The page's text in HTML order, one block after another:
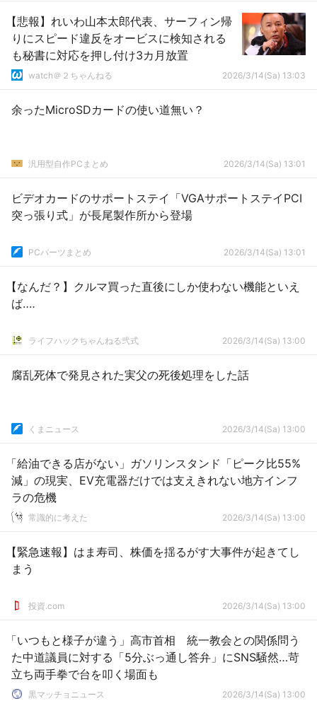
【悲報】れいわ山本太郎代表、サーフィン帰
りにスピード違反をオービスに検知される
も秘書に対応を押し付け3カ月放置
watch＠２ちゃんねる 2026/3/14(Sa) 13:03
余ったMicroSDカードの使い道無い？
汎用型自作PCまとめ 2026/3/14(Sa) 13:01
ビデオカードのサポートステイ「VGAサポートステイPCI
突っ張り式」が長尾製作所から登場
PCパーツまとめ 2026/3/14(Sa) 13:01
【なんだ？】クルマ買った直後にしか使わない機能といえ
ば‥‥
ライフハックちゃんねる弐式 2026/3/14(Sa) 13:00
腐乱死体で発見された実父の死後処理をした話
くまニュース 2026/3/14(Sa) 13:00
「給油できる店がない」ガソリンスタンド「ピーク比55%
減」の現実、EV充電器だけでは支えきれない地方インフ
ラの危機
常識的に考えた 2026/3/14(Sa) 13:00
【緊急速報】はま寿司、株価を揺るがす大事件が起きてし
まう
投資.com 2026/3/14(Sa) 13:00
「いつもと様子が違う」高市首相 統一教会との関係問う
た中道議員に対する「5分ぶっ通し答弁」にSNS騒然…苛
立ち両手拳で台を叩く場面も
黒マッチョニュース 2026/3/14(Sa) 13:00